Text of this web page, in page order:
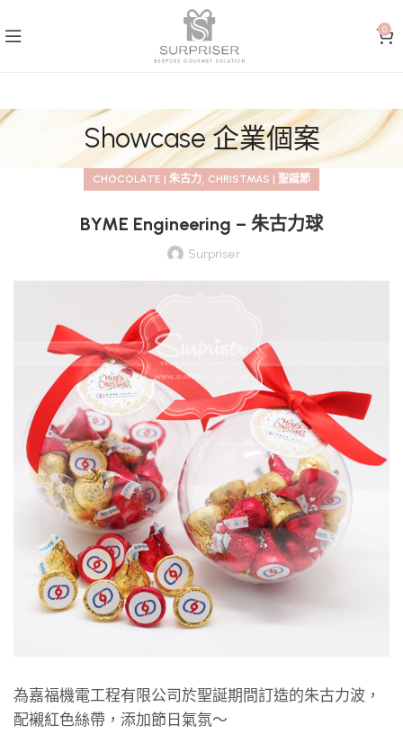
0
Showcase 企業個案
CHOCOLATE | 朱古力, CHRISTMAS | 聖誕節
BYME Engineering – 朱古力球
Surpriser
為嘉福機電工程有限公司於聖誕期間訂造的朱古力波，
配襯紅色絲帶，添加節日氣氛～